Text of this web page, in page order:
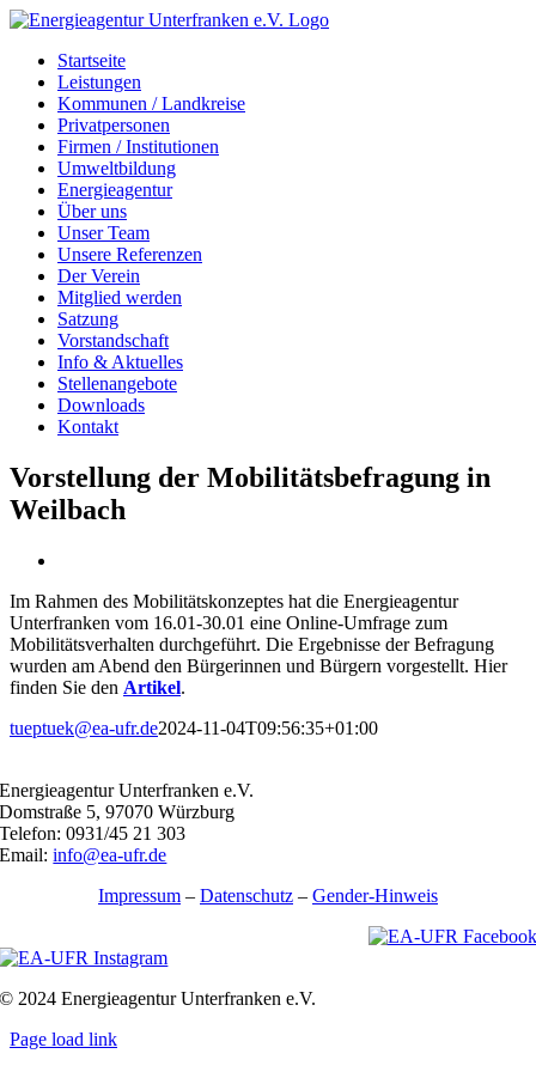
Zum
springenStartseite
Leistungen
Kommunen / Landkreise
Privatpersonen
Firmen / Institutionen
Umweltbildung
Energieagentur
Über uns
Unser Team
Unsere Referenzen
Der Verein
Mitglied werden
Satzung
Vorstandschaft
Info & Aktuelles
Stellenangebote
Downloads
Kontakt
Vorstellung der Mobilitätsbefragung in
Weilbach
Bild
Im Rahmen des Mobilitätskonzeptes hat die Energieagentur
Unterfranken vom 16.01-30.01 eine Online-Umfrage zum
Mobilitätsverhalten durchgeführt. Die Ergebnisse der Befragung
wurden am Abend den Bürgerinnen und Bürgern vorgestellt. Hier
finden Sie den Artikel.
tueptuek@ea-ufr.de2024-11-04T09:56:35+01:00
Energieagentur Unterfranken e.V.
Domstraße 5, 97070 Würzburg
Telefon: 0931/45 21 303
Email:info@ea-ufr.de
Impressum – Datenschutz – Gender-Hinweis
© 2024 Energieagentur Unterfranken e.V.
Page load link